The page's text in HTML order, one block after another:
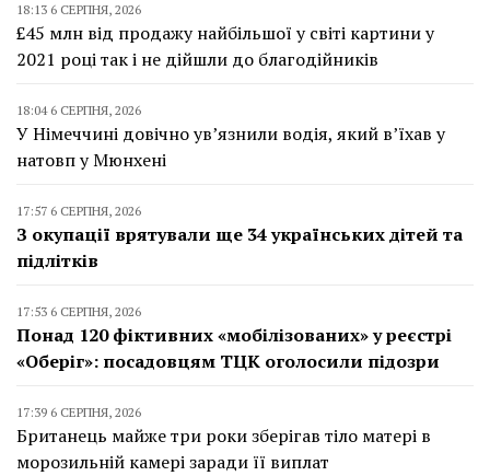
18:13 6 СЕРПНЯ, 2026
£45 млн від продажу найбільшої у світі картини у
2021 році так і не дійшли до благодійників
18:04 6 СЕРПНЯ, 2026
У Німеччині довічно ув’язнили водія, який в’їхав у
натовп у Мюнхені
17:57 6 СЕРПНЯ, 2026
З окупації врятували ще 34 українських дітей та
підлітків
17:53 6 СЕРПНЯ, 2026
Понад 120 фіктивних «мобілізованих» у реєстрі
«Оберіг»: посадовцям ТЦК оголосили підозри
17:39 6 СЕРПНЯ, 2026
Британець майже три роки зберігав тіло матері в
морозильній камері заради її виплат